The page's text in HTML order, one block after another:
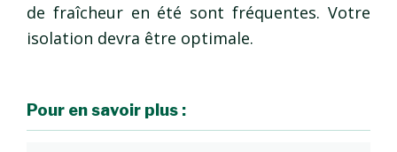
de fraîcheur en été sont fréquentes. Votre
isolation devra être optimale.
Pour en savoir plus :